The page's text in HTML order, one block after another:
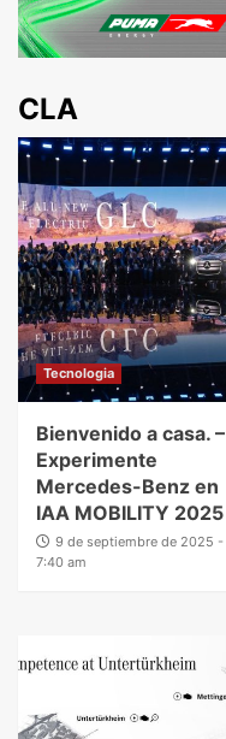
CLA
Tecnologia
Bienvenido a casa. –
Experimente
Mercedes-Benz en
IAA MOBILITY 2025
9 de septiembre de 2025 -
7:40 am